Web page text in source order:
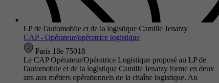
LP de l'automobile et de la logistique Camille Jenatzy
CAP - Opérateur/opératrice logistique
Paris 18e 75018
Le CAP Opérateur/Opératrice Logistique proposé au LP de
l'automobile et de la logistique Camille Jenatzy forme en deux
ans aux métiers opérationnels de la chaîne logistique. Au